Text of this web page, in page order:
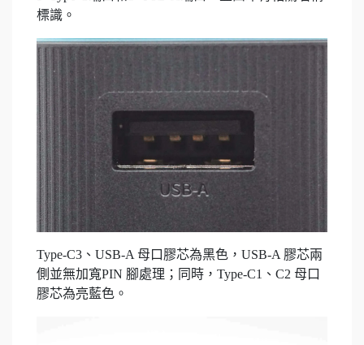
標識。
Type-C3、USB-A 母口膠芯為黑色，USB-A 膠芯兩
側並無加寬PIN 腳處理；同時，Type-C1、C2 母口
膠芯為亮藍色。